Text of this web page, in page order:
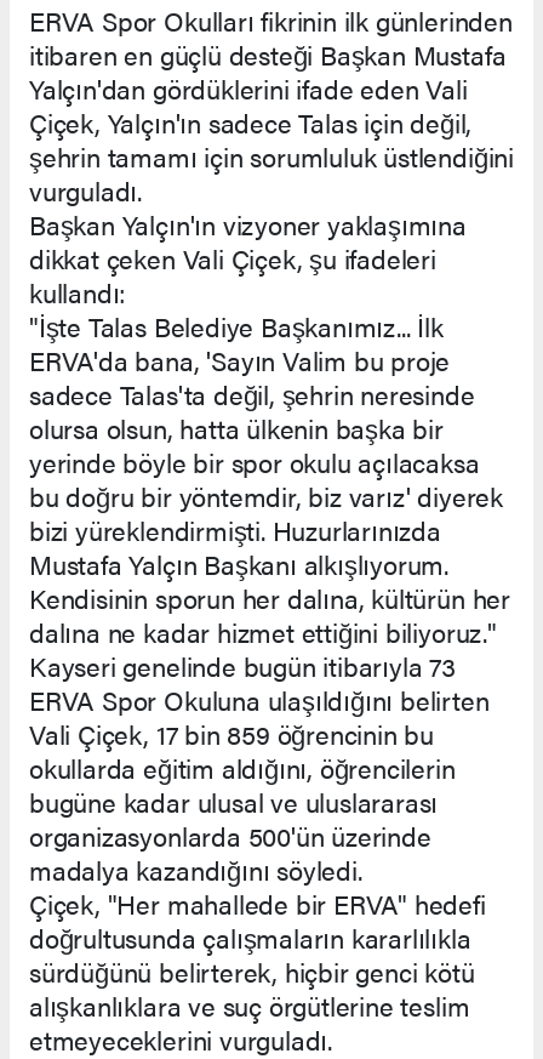
ERVA Spor Okulları fikrinin ilk günlerinden
itibaren en güçlü desteği Başkan Mustafa
Yalçın'dan gördüklerini ifade eden Vali
Çiçek, Yalçın'ın sadece Talas için değil,
şehrin tamamı için sorumluluk üstlendiğini
vurguladı.
Başkan Yalçın'ın vizyoner yaklaşımına
dikkat çeken Vali Çiçek, şu ifadeleri
kullandı:
"İşte Talas Belediye Başkanımız... İlk
ERVA'da bana, 'Sayın Valim bu proje
sadece Talas'ta değil, şehrin neresinde
olursa olsun, hatta ülkenin başka bir
yerinde böyle bir spor okulu açılacaksa
bu doğru bir yöntemdir, biz varız' diyerek
bizi yüreklendirmişti. Huzurlarınızda
Mustafa Yalçın Başkanı alkışlıyorum.
Kendisinin sporun her dalına, kültürün her
dalına ne kadar hizmet ettiğini biliyoruz."
Kayseri genelinde bugün itibarıyla 73
ERVA Spor Okuluna ulaşıldığını belirten
Vali Çiçek, 17 bin 859 öğrencinin bu
okullarda eğitim aldığını, öğrencilerin
bugüne kadar ulusal ve uluslararası
organizasyonlarda 500'ün üzerinde
madalya kazandığını söyledi.
Çiçek, "Her mahallede bir ERVA" hedefi
doğrultusunda çalışmaların kararlılıkla
sürdüğünü belirterek, hiçbir genci kötü
alışkanlıklara ve suç örgütlerine teslim
etmeyeceklerini vurguladı.